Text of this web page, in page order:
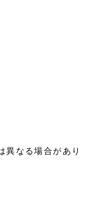
異なる場合があり